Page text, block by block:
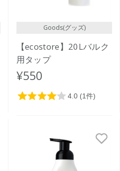
Goods(グッズ)
【ecostore】20Lバルク
用タップ
¥550